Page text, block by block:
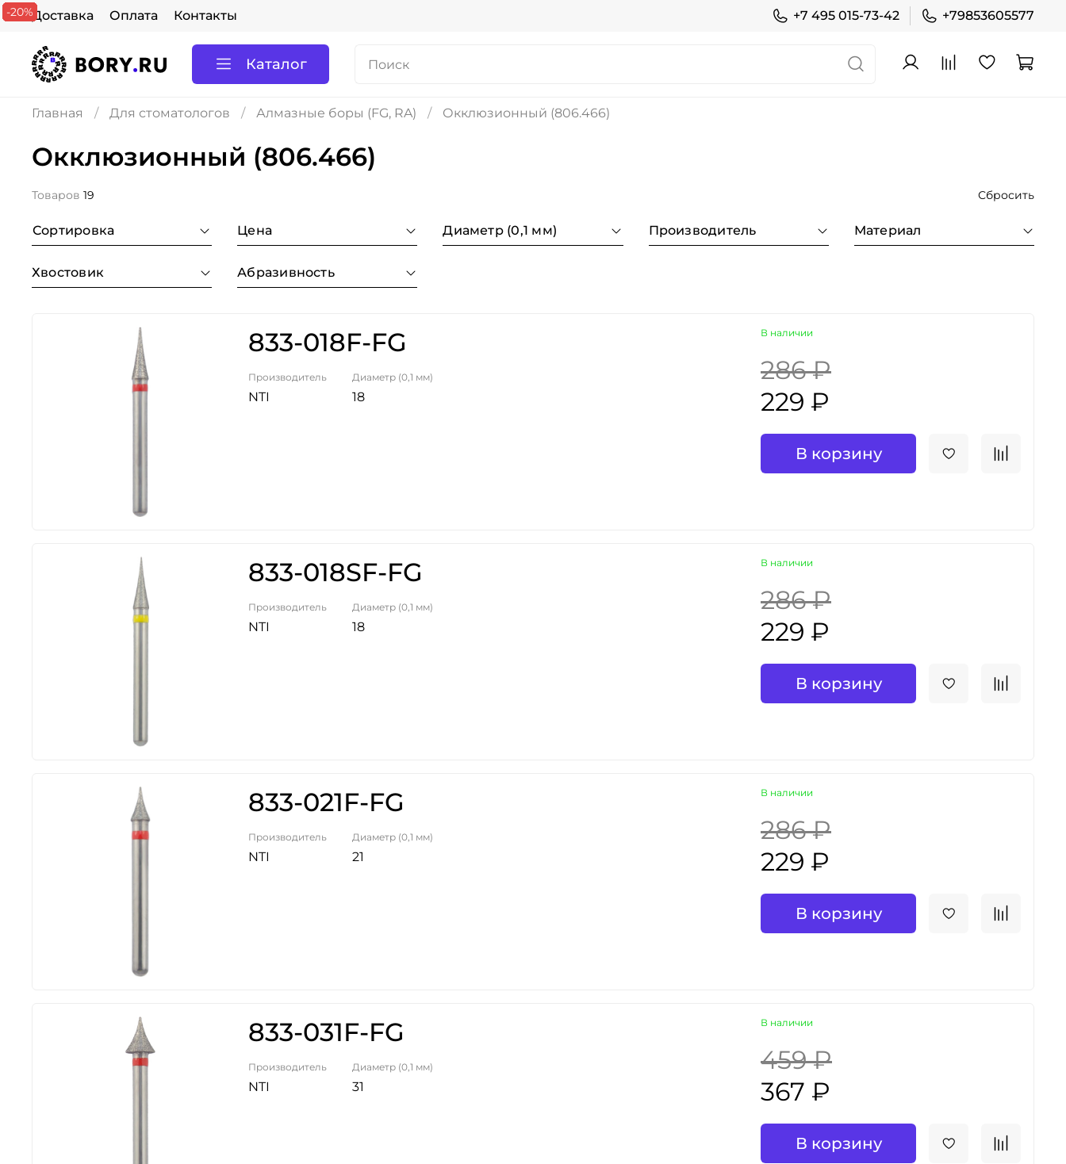
Доставка Оплата Контакты +7 495 015-73-42 +79853605577
Каталог
Главная Для стоматологов Алмазные боры (FG, RA) Окклюзионный (806.466)
Окклюзионный (806.466)
Товаров 19 Сбросить
Сортировка Цена Диаметр (0,1 мм) Производитель Материал
Хвостовик Абразивность
-20%
833-018F-FG
Производитель
NTI
Диаметр (0,1 мм)
18
В наличии
286 ₽
229 ₽
В корзину
-20%
833-018SF-FG
Производитель
NTI
Диаметр (0,1 мм)
18
В наличии
286 ₽
229 ₽
В корзину
-20%
833-021F-FG
Производитель
NTI
Диаметр (0,1 мм)
21
В наличии
286 ₽
229 ₽
В корзину
-20%
833-031F-FG
Производитель
NTI
Диаметр (0,1 мм)
31
В наличии
459 ₽
367 ₽
В корзину
-20%
-20%